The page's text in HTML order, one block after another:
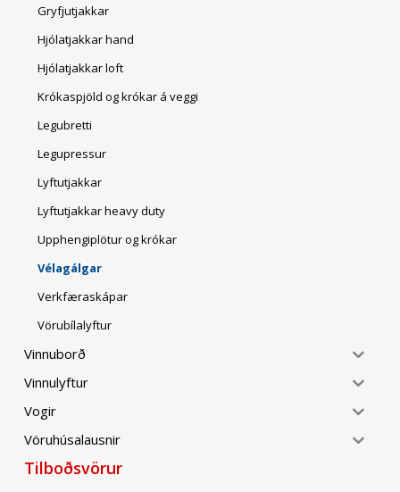
Tilboðsvörur
Gryfjutjakkar
Hjólatjakkar hand
Hjólatjakkar loft
Krókaspjöld og krókar á veggi
Legubretti
Legupressur
Lyftutjakkar
Lyftutjakkar heavy duty
Upphengiplötur og krókar
Vélagálgar
Verkfæraskápar
Vörubílalyftur
Vinnuborð
Vinnulyftur
Vogir
Vöruhúsalausnir